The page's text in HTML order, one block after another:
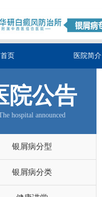
首页 医院简介
院公告
hospital announced
银屑病分型
银屑病分类